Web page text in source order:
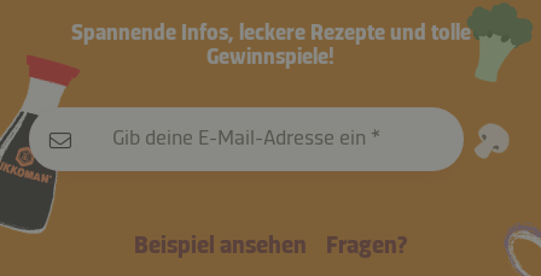
Spannende Infos, leckere Rezepte und tolle
Gewinnspiele!
Gib deine E-Mail-Adresse ein
Beispiel ansehen Fragen?